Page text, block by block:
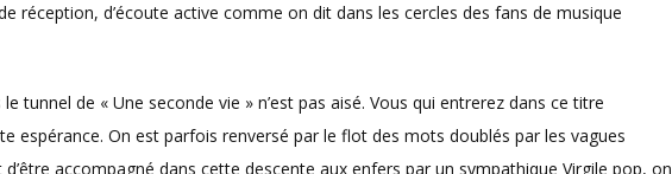
réception, d’écoute active comme on dit dans les cercles des fans de musique
le tunnel de « Une seconde vie » n’est pas aisé. Vous qui entrerez dans ce titre
espérance. On est parfois renversé par le flot des mots doublés par les vagues
accompagné dans cette descente aux enfers par un sympathique Virgile pop, on